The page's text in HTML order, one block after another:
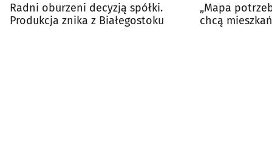
Radni oburzeni decyzją spółki.
Produkcja znika z Białegostoku
„Mapa
chcą